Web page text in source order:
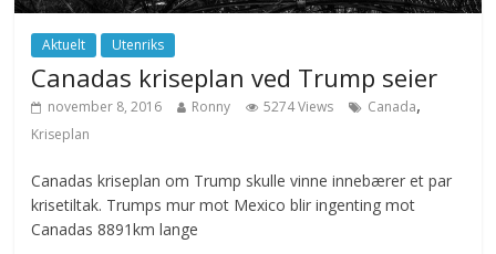
Aktuelt Utenriks
Canadas kriseplan ved Trump seier
november 8, 2016 Ronny 5274 Views Canada,
Kriseplan
Canadas kriseplan om Trump skulle vinne innebærer et par
krisetiltak. Trumps mur mot Mexico blir ingenting mot
Canadas 8891km lange